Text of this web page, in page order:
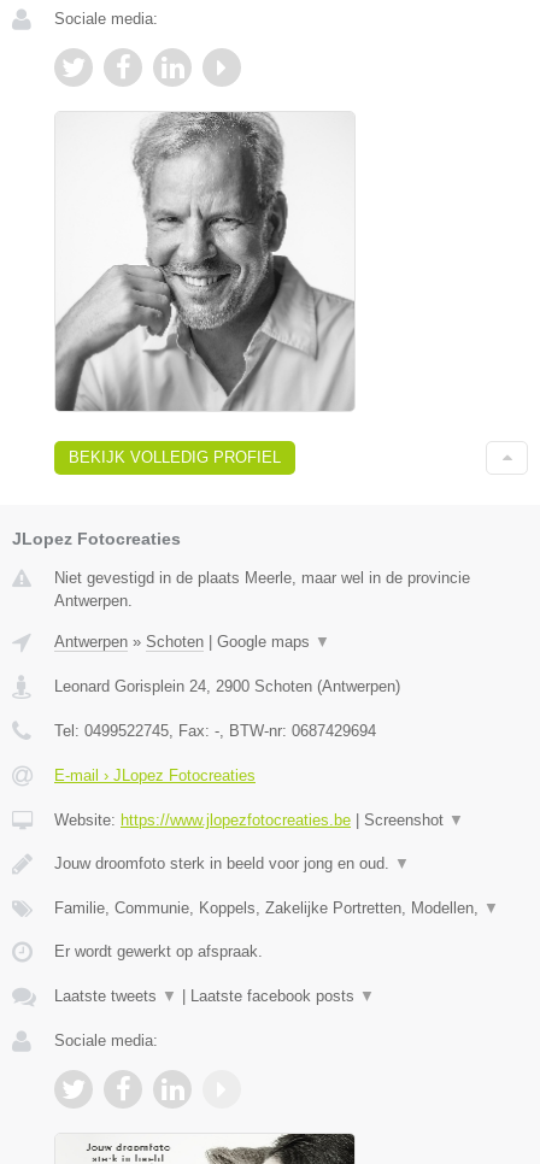
Sociale media:
BEKIJK VOLLEDIG PROFIEL
JLopez Fotocreaties
Niet gevestigd in de plaats Meerle, maar wel in de provincie
Antwerpen.
Antwerpen » Schoten Google maps ▼
Leonard Gorisplein 24, 2900 Schoten (Antwerpen)
Tel: 0499522745, Fax: -, BTW-nr: 0687429694
E-mail › JLopez Fotocreaties
Website: https://www.jlopezfotocreaties.be Screenshot ▼
Jouw droomfoto sterk in beeld voor jong en oud. ▼
Familie, Communie, Koppels, Zakelijke Portretten, Modellen, ▼
Er wordt gewerkt op afspraak.
Laatste tweets ▼ Laatste facebook posts ▼
Sociale media: